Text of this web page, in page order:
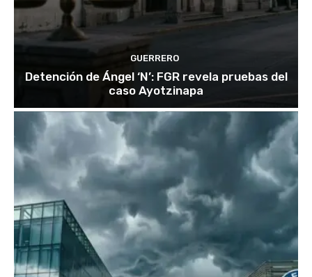
GUERRERO
Detención de Ángel ‘N’: FGR revela pruebas del
caso Ayotzinapa